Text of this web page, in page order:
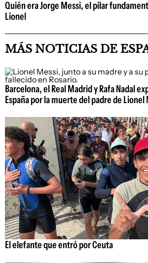
Quién era Jorge Messi, el pilar
Lionel
MÁS NOTICIAS DE
Barcelona, el Real Madrid y Rafa Nadal
España por la muerte del padre de Lionel
El elefante que entró por Ceuta